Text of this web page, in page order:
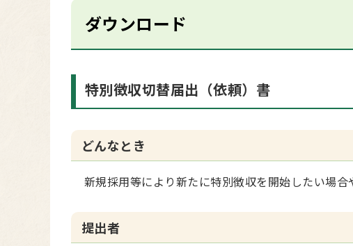
ダウンロード
特別徴収切替届出（依頼）書
どんなとき
新規採用等により新たに特別徴収を開始したい場
提出者